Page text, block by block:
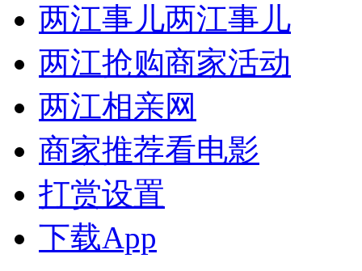
两江事儿两江事儿
两江抢购商家活动
两江相亲网
商家推荐看电影
打赏设置
下载App